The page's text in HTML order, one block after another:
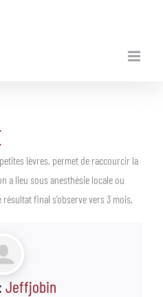
lèvres, permet de raccourcir la
a lieu sous anesthésie locale ou
final s’observe vers 3 mois.
Jeffjobin